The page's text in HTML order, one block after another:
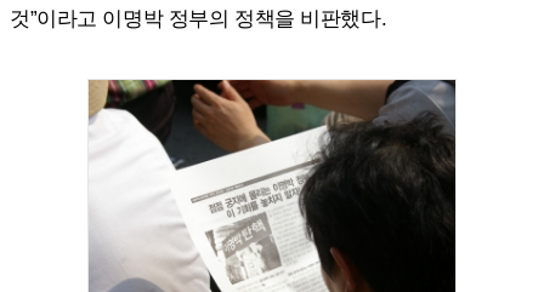
것”이라고 이명박 정부의 정책을 비판했다.